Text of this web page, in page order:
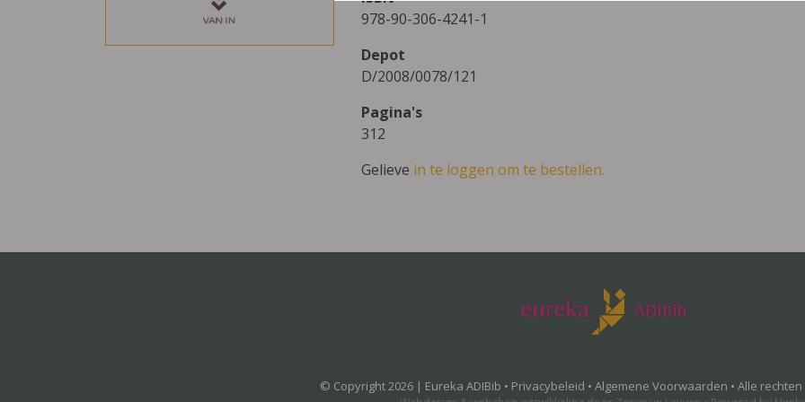
978-90-306-4241-1
Depot
D/2008/0078/121
Pagina's
312
Gelieve in te loggen om te bestellen.
© Copyright 2026 | Eureka ADIBib • Privacybeleid • Algemene Voorwaarden • Alle